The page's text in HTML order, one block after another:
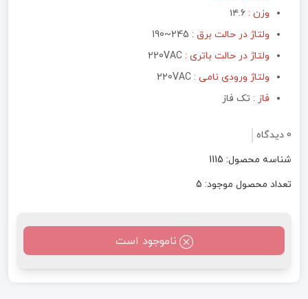
وزن :
ولتاژ در حالت برق : 245~190
ولتاژ در حالت باتری : 220VAC
ولتاژ ورودی نامی : 220VAC
فاز : تک فاز
0 دیدگاه
شناسه محصول: 1115
تعداد محصول موجود: 5
ناموجود است